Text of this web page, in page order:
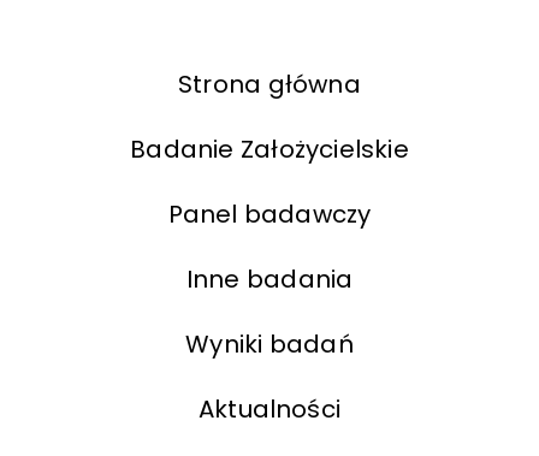
Strona główna
Badanie Założycielskie
Panel badawczy
Inne badania
Wyniki badań
Aktualności